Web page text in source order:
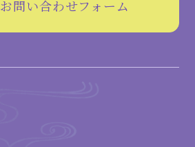
お問い合わせフォーム